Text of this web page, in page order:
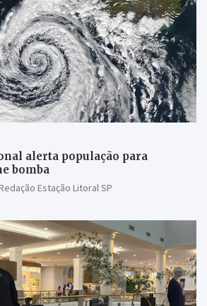
alerta população para
bomba
Estação Litoral SP